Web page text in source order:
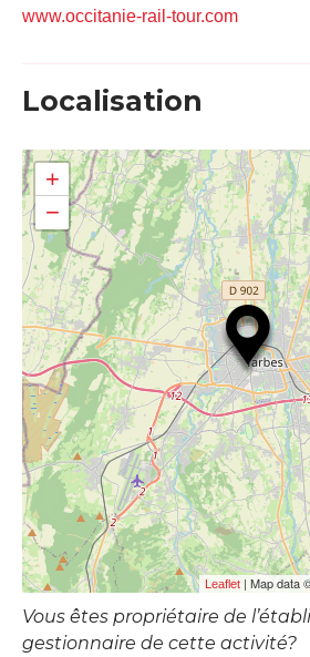
www.occitanie-rail-tour.com
Localisation
+
−
Leaflet | Map data
Vous êtes propriétaire de
gestionnaire de cette activité?